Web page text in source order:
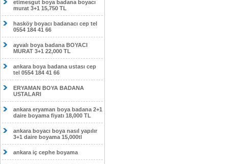
etimesgut boya badana boyacı
murat 3+1 15,750 TL
hasköy boyacı badanacı cep tel
0554 184 41 66
ayvalı boya badana BOYACI
MURAT 3+1 22,000 TL
ankara boya badana ustası cep
tel 0554 184 41 66
ERYAMAN BOYA BADANA
USTALARI
ankara eryaman boya badana 2+1
daire boyama fiyatı 18,000 TL
ankara boyacı boya nasıl yapılır
3+1 daire boyama 15,000tl
ankara iç cephe boyama